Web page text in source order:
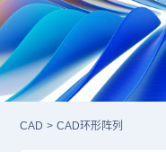
CAD > CAD环形阵列